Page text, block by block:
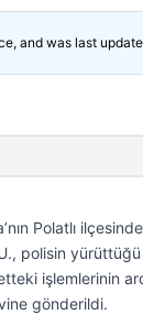
and was last
Polatlı
polisin yürüttüğü
işlemlerinin
gönderildi.